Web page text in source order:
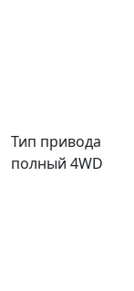
Тип привода
полный 4WD